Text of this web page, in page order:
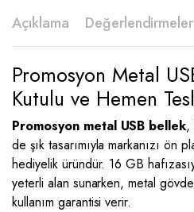
Açıklama
Promosyon Metal
Kutulu ve Hemen
Promosyon metal USB bellek,
de şık tasarımıyla markanızı ön
hediyelik üründür. 16 GB
yeterli alan sunarken, metal
kullanım garantisi verir.